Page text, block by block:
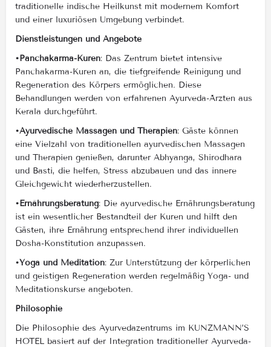
traditionelle indische Heilkunst mit modernem Komfort
und einer luxuriösen Umgebung verbindet.
Dienstleistungen und Angebote
•Panchakarma-Kuren: Das Zentrum bietet intensive
Panchakarma-Kuren an, die tiefgreifende Reinigung und
Regeneration des Körpers ermöglichen. Diese
Behandlungen werden von erfahrenen Ayurveda-Ärzten aus
Kerala durchgeführt.
•Ayurvedische Massagen und Therapien: Gäste können
eine Vielzahl von traditionellen ayurvedischen Massagen
und Therapien genießen, darunter Abhyanga, Shirodhara
und Basti, die helfen, Stress abzubauen und das innere
Gleichgewicht wiederherzustellen.
•Ernährungsberatung: Die ayurvedische Ernährungsberatung
ist ein wesentlicher Bestandteil der Kuren und hilft den
Gästen, ihre Ernährung entsprechend ihrer individuellen
Dosha-Konstitution anzupassen.
•Yoga und Meditation: Zur Unterstützung der körperlichen
und geistigen Regeneration werden regelmäßig Yoga- und
Meditationskurse angeboten.
Philosophie
Die Philosophie des Ayurvedazentrums im KUNZMANN’S
HOTEL basiert auf der Integration traditioneller Ayurveda-